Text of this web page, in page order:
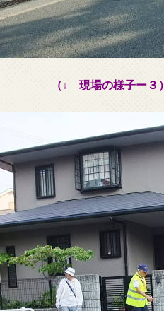
（↓ 現場の様子ー３）